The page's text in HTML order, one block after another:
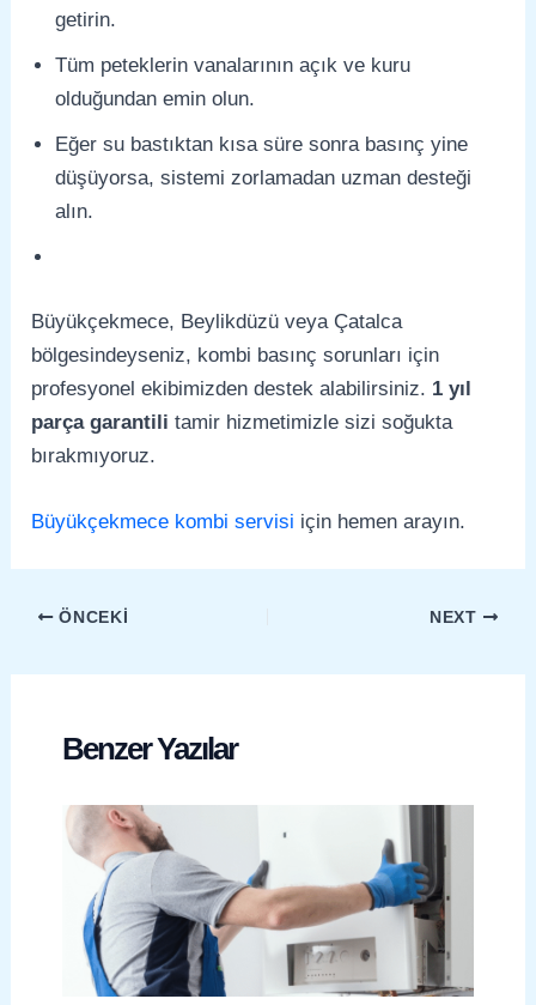
getirin.
Tüm peteklerin vanalarının açık ve kuru
olduğundan emin olun.
Eğer su bastıktan kısa süre sonra basınç yine
düşüyorsa, sistemi zorlamadan uzman desteği
alın.
Büyükçekmece, Beylikdüzü veya Çatalca
bölgesindeyseniz, kombi basınç sorunları için
profesyonel ekibimizden destek alabilirsiniz. 1 yıl
parça garantili tamir hizmetimizle sizi soğukta
bırakmıyoruz.
Büyükçekmece kombi servisi için hemen arayın.
ÖNCEKI NEXT
Benzer Yazılar